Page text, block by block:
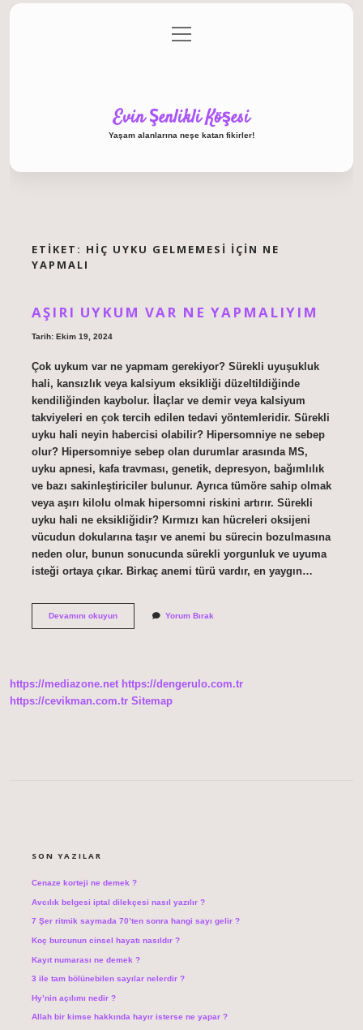
Gizlilik Politikası
menüyü
aç
Evin Şenlikli Köşesi
Yaşam alanlarına neşe katan fikirler!
ETIKET: HIÇ UYKU GELMEMESI IÇIN NE
YAPMALI
AŞIRI UYKUM VAR NE YAPMALIYIM
Tarih: Ekim 19, 2024
Çok uykum var ne yapmam gerekiyor? Sürekli uyuşukluk
hali, kansızlık veya kalsiyum eksikliği düzeltildiğinde
kendiliğinden kaybolur. İlaçlar ve demir veya kalsiyum
takviyeleri en çok tercih edilen tedavi yöntemleridir. Sürekli
uyku hali neyin habercisi olabilir? Hipersomniye ne sebep
olur? Hipersomniye sebep olan durumlar arasında MS,
uyku apnesi, kafa travması, genetik, depresyon, bağımlılık
ve bazı sakinleştiriciler bulunur. Ayrıca tümöre sahip olmak
veya aşırı kilolu olmak hipersomni riskini artırır. Sürekli
uyku hali ne eksikliğidir? Kırmızı kan hücreleri oksijeni
vücudun dokularına taşır ve anemi bu sürecin bozulmasına
neden olur, bunun sonucunda sürekli yorgunluk ve uyuma
isteği ortaya çıkar. Birkaç anemi türü vardır, en yaygın…
Devamını okuyunAşırı
Yorum Bırak
https://mediazone.net https://dengerulo.com.tr
https://cevikman.com.tr Sitemap
SON YAZILAR
Cenaze korteji ne demek ?
Avcılık belgesi iptal dilekçesi nasıl yazılır ?
7 Şer ritmik saymada 70’ten sonra hangi sayı gelir ?
Koç burcunun cinsel hayatı nasıldır ?
Kayıt numarası ne demek ?
3 ile tam bölünebilen sayılar nelerdir ?
Hy’nin açılımı nedir ?
Allah bir kimse hakkında hayır isterse ne yapar ?